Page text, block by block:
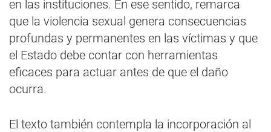
en las instituciones. En ese sentido, remarca
que la violencia sexual genera consecuencias
profundas y permanentes en las víctimas y que
el Estado debe contar con herramientas
eficaces para actuar antes de que el daño
ocurra.
El texto también contempla la incorporación al